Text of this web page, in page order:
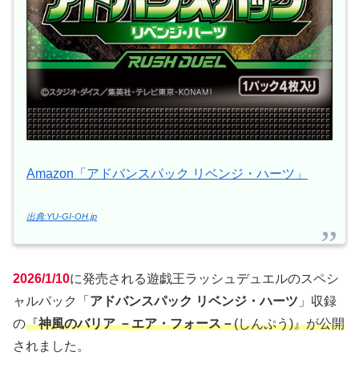
Amazon「アドバンスパック リベンジ・ハーツ」
出典:YU-GI-OH.jp
2026/1/10に発売される遊戯王ラッシュデュエルのスペシ
ャルパック「 アドバンスパック リベンジ・ハーツ 」収録
の『神風のバリア －エア・フォース－(しんぷう)』が公開
されました。